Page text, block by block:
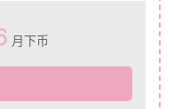
月下币